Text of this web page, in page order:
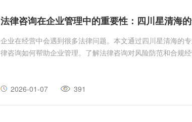
法律咨询在企业管理中的重要性：四川星清海
企业在经营中会遇到很多法律问题。本文通过四川星清海的
律咨询如何帮助企业管理。了解法律咨询对风险防范和合规经
2026-01-07 391